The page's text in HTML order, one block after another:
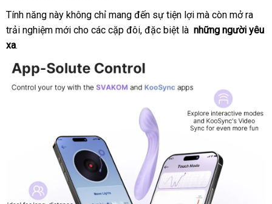
Tính năng này không chỉ mang đến sự tiện lợi mới
nhất
mà còn mở ra
trải nghiệm mới cho thảo
các cặp đôinhanh
, bền
đặc biệt là tiết
những người yêu
xa.